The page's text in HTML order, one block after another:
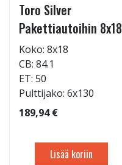
Toro Silver
Pakettiautoihin 8x18
Koko: 8x18
CB: 84.1
ET: 50
Pulttijako: 6x130
189,94 €
Lisää koriin